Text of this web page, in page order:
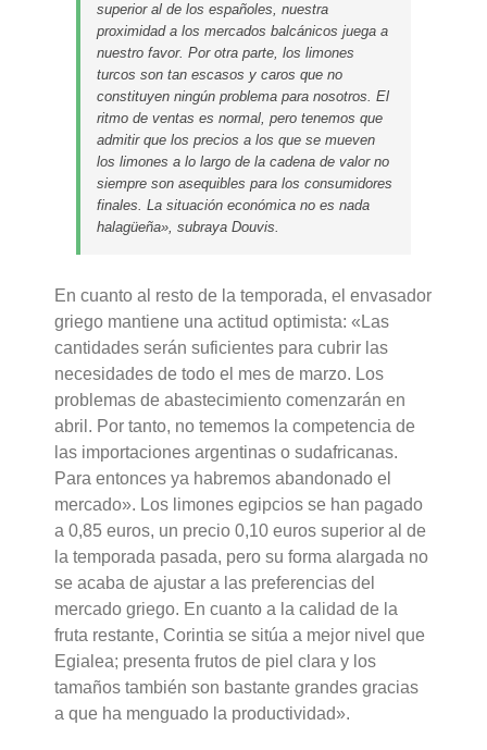
superior al de los españoles, nuestra
proximidad a los mercados balcánicos juega a
nuestro favor. Por otra parte, los limones
turcos son tan escasos y caros que no
constituyen ningún problema para nosotros. El
ritmo de ventas es normal, pero tenemos que
admitir que los precios a los que se mueven
los limones a lo largo de la cadena de valor no
siempre son asequibles para los consumidores
finales. La situación económica no es nada
halagüeña», subraya Douvis.
En cuanto al resto de la temporada, el envasador
griego mantiene una actitud optimista: «Las
cantidades serán suficientes para cubrir las
necesidades de todo el mes de marzo. Los
problemas de abastecimiento comenzarán en
abril. Por tanto, no tememos la competencia de
las importaciones argentinas o sudafricanas.
Para entonces ya habremos abandonado el
mercado». Los limones egipcios se han pagado
a 0,85 euros, un precio 0,10 euros superior al de
la temporada pasada, pero su forma alargada no
se acaba de ajustar a las preferencias del
mercado griego. En cuanto a la calidad de la
fruta restante, Corintia se sitúa a mejor nivel que
Egialea; presenta frutos de piel clara y los
tamaños también son bastante grandes gracias
a que ha menguado la productividad».